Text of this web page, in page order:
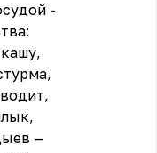
-
—